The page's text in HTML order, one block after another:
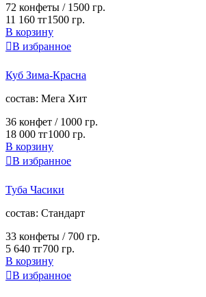
72 конфеты / 1500 гр.
11 160 тг1500 гр.
В корзину
В избранное
Куб Зима-Красна
cостав: Мега Хит
36 конфет / 1000 гр.
18 000 тг1000 гр.
В корзину
В избранное
Туба Часики
cостав: Стандарт
33 конфеты / 700 гр.
5 640 тг700 гр.
В корзину
В избранное